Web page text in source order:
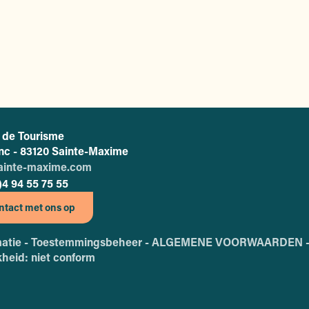
L'office de tourisme de Sainte-Maxime
Tourisme
- 83120 Sainte-Maxime
maxime.com
94 55 75 55
met ons op
-Toestemmingsbeheer -ALGEMENE VOORWAARDEN -
niet conform